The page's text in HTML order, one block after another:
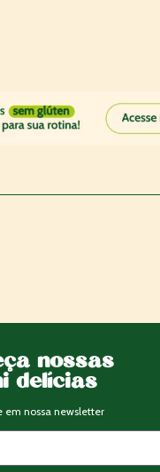
nossas
delícias
em nossa newsletter